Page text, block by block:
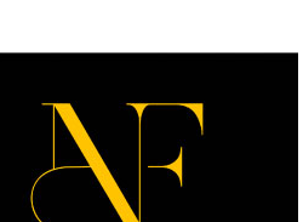
karta istədiyiniz qədər
edə bilərsiniz – VİDEO